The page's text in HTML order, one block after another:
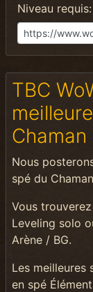
Niveau requis:
TBC
Chaman
Nous
spé du
Vous
Leveling solo
Arène / BG.
Les meilleures
en spé